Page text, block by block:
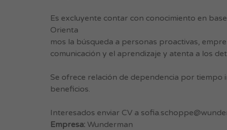
Es excluyente contar con conocimiento en
Orienta
mos la búsqueda a personas proactivas,
comunicación y el aprendizaje y atenta a los
Se ofrece relación de dependencia por
beneficios.
Interesados enviar CV a
Empresa: Wunderman